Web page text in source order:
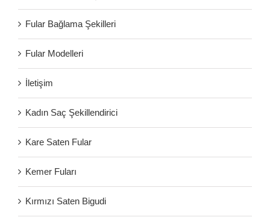
Fular Bağlama Şekilleri
Fular Modelleri
İletişim
Kadın Saç Şekillendirici
Kare Saten Fular
Kemer Fuları
Kırmızı Saten Bigudi